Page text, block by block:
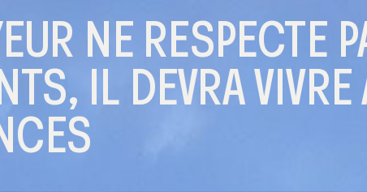
NE RESPECTE
IL DEVRA